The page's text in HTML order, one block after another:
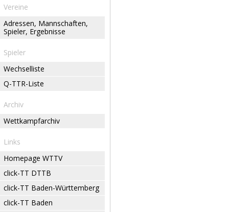
Vereine
Adressen, Mannschaften,
Spieler, Ergebnisse
Spieler
Wechselliste
Q-TTR-Liste
Archiv
Wettkampfarchiv
Links
Homepage WTTV
click-TT DTTB
click-TT Baden-Württemberg
click-TT Baden